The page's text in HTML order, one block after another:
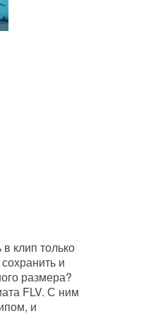
клип только
и
размера?
FLV. С ним
и